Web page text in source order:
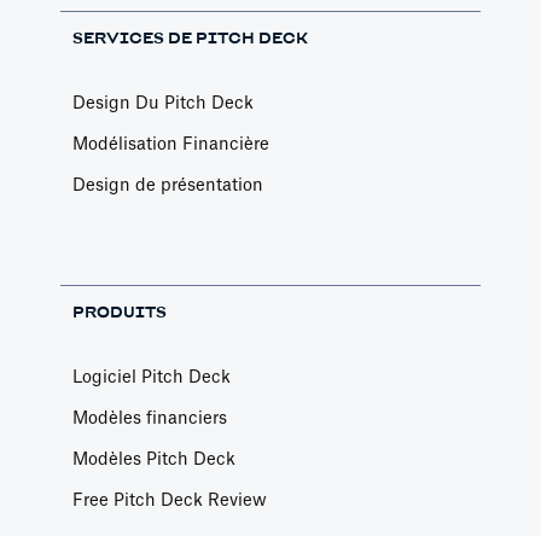
SERVICES DE PITCH DECK
Design Du Pitch Deck
Modélisation Financière
Design de présentation
PRODUITS
Logiciel Pitch Deck
Modèles financiers
Modèles Pitch Deck
Free Pitch Deck Review